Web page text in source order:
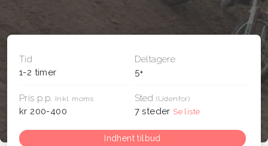
Tid
1-2 timer
Deltagere
5+
Pris p.p. Inkl. moms
kr 200-400
Sted (Udenfor)
7 steder Se liste
Indhent tilbud